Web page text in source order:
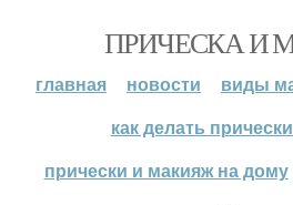
ПРИЧЕСКА И
главная новости
виды
как делать
прически и макияж на дому